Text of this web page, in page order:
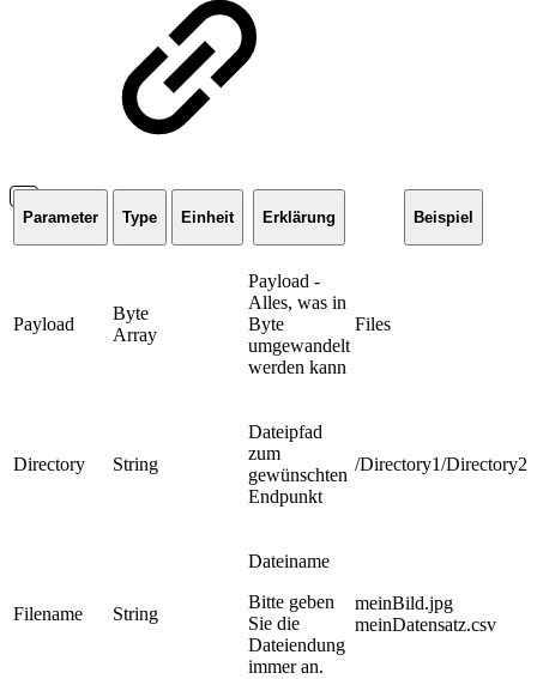
Parameter Type Einheit Erklärung Beispiel
Payload
Byte
Array
Payload -
Alles, was in
Byte
umgewandelt
werden kann
Files
Directory String
Dateipfad
zum
gewünschten
Endpunkt
/Directory1/Directory2/
Filename String
Dateiname
Bitte geben
Sie die
Dateiendung
immer an.
meinBild.jpg
meinDatensatz.csv